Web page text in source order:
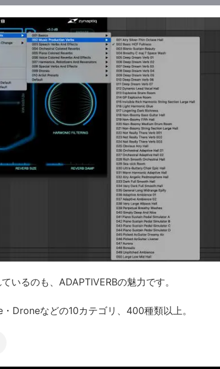
いるのも、ADAPTIVERBの魅力です。
Droneなどの10カテゴリ、400種類以上。